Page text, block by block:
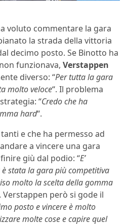
voluto commentare la gara
la strada della vittoria
decimo posto. Se Binotto ha
funzionava, Verstappen
diverso: “Per tutta la gara
molto veloce“. Il problema
“Credo che ha
hard“.
e che ha permesso ad
a vincere una gara
giù dal podio: “E’
stata la gara più competitiva
molto la scelta della gomma
Verstappen però si gode il
posto e vincere è molto
molte cose e capire quel